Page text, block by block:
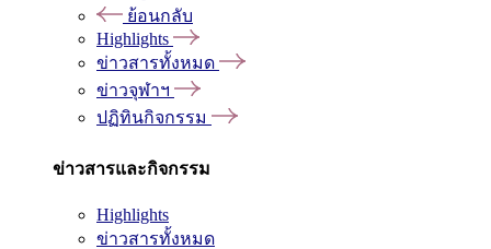
ย้อนกลับ
Highlights
ข่าวสารทั้งหมด
ข่าวจุฬาฯ
ปฏิทินกิจกรรม
ข่าวสารและกิจกรรม
Highlights
ข่าวสารทั้งหมด